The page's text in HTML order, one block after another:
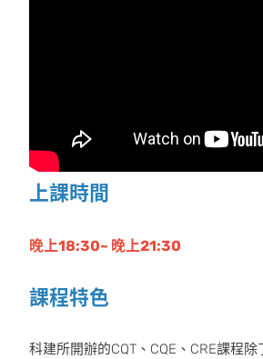
上課時間
晚上18:30~ 晚上21:30
課程特色
科建所開辦的CQT、CQE、CRE課程